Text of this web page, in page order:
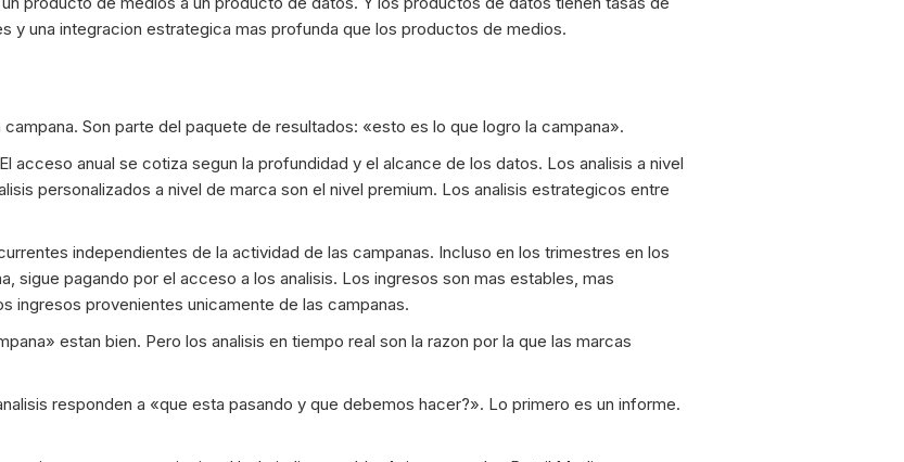
y una integracion estrategica mas profunda que los productos de medios.
Son parte del paquete de resultados: «esto es lo que logro la campana».
El acceso anual se cotiza segun la profundidad y el alcance de los datos. Los analisis a nivel
personalizados a nivel de marca son el nivel premium. Los analisis estrategicos entre
independientes de la actividad de las campanas. Incluso en los trimestres en los
sigue pagando por el acceso a los analisis. Los ingresos son mas estables, mas
ingresos provenientes unicamente de las campanas.
estan bien. Pero los analisis en tiempo real son la razon por la que las marcas
responden a «que esta pasando y que debemos hacer?». Lo primero es un informe.